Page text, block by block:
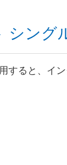
シング
すると、イ